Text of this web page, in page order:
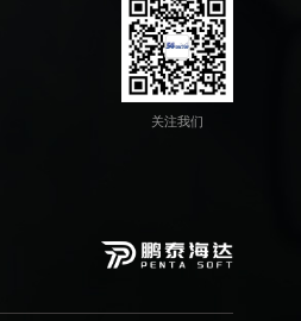
关注我们